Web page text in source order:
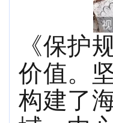
《保护
价值。
构建了